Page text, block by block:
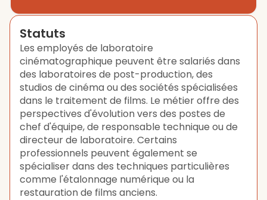
Statuts
Les employés de laboratoire
cinématographique peuvent être salariés dans
des laboratoires de post-production, des
studios de cinéma ou des sociétés spécialisées
dans le traitement de films. Le métier offre des
perspectives d'évolution vers des postes de
chef d'équipe, de responsable technique ou de
directeur de laboratoire. Certains
professionnels peuvent également se
spécialiser dans des techniques particulières
comme l'étalonnage numérique ou la
restauration de films anciens.